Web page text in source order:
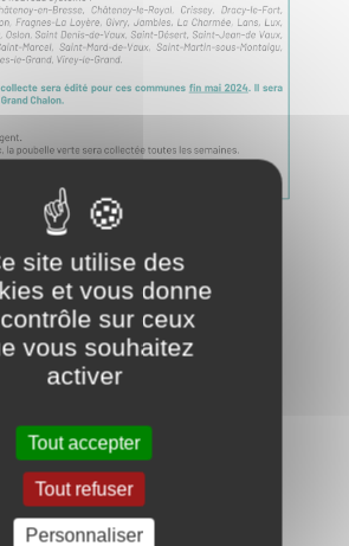
site utilise des
et vous donne
sur ceux
vous souhaitez
activer
Tout accepter
Tout refuser
Personnaliser